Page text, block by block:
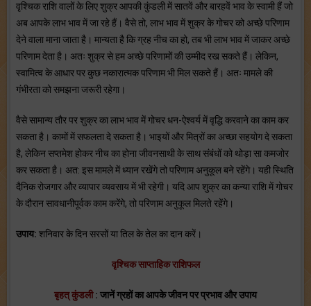
वृश्चिक राशि वालों के लिए शुक्र आपकी कुंडली में सातवें और बारहवें भाव के स्वामी हैं जो
अब आपके लाभ भाव में जा रहे हैं। वैसे तो, लाभ भाव में शुक्र के गोचर को अच्छे परिणाम
देने वाला माना जाता है। मान्यता है कि ग्रह नीच का हो, तब भी लाभ भाव में जाकर अच्छे
परिणाम देता है। अतः शुक्र से हम अच्छे परिणामों की उम्मीद रख सकते हैं। लेकिन,
स्वामित्व के आधार पर कुछ नकारात्मक परिणाम भी मिल सकते हैं। अतः मामले की
गंभीरता को समझना जरूरी रहेगा।
वैसे सामान्य तौर पर शुक्र का लाभ भाव में गोचर धन-ऐश्वर्य में वृद्धि करवाने का काम कर
सकता है। कामों में सफलता दे सकता है। भाइयों और मित्रों का अच्छा सहयोग दे सकता
है, लेकिन सप्तमेश होकर नीच का होना जीवनसाथी के साथ संबंधों को थोड़ा सा कमजोर
कर सकता है। अत: इस मामले में ध्यान रखेंगे तो परिणाम अनुकूल बने रहेंगे। यही स्थिति
दैनिक रोजगार और व्यापार व्यवसाय में भी रहेगी। यदि आप शुक्र का कन्या राशि में गोचर
के दौरान सावधानीपूर्वक काम करेंगे, तो परिणाम अनुकूल मिलते रहेंगे।
उपाय: शनिवार के दिन सरसों या तिल के तेल का दान करें।
वृश्चिक साप्ताहिक राशिफल
बृहत् कुंडली: जानें ग्रहों का आपके जीवन पर प्रभाव और उपाय